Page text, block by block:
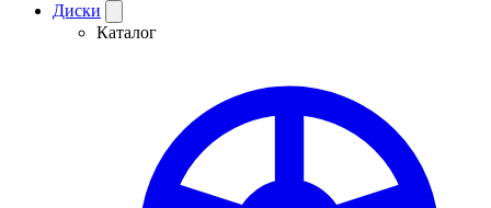
Диски
Каталог